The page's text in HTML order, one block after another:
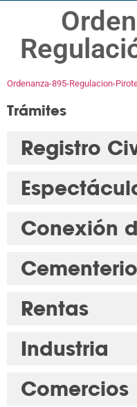
Ordenanza-895-Regulacion-
Trámites
Registro
Conexión
Cementerio
Rentas
Industria
Comercios